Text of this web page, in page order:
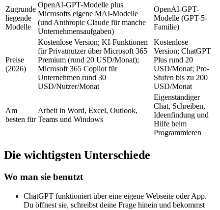
Zugrunde
liegende
Modelle
OpenAI-GPT-Modelle plus
Microsofts eigene MAI-Modelle
(und Anthropic Claude für manche
Unternehmensaufgaben)
OpenAI-GPT-
Modelle (GPT-5-
Familie)
Preise
(2026)
Kostenlose Version; KI-Funktionen
für Privatnutzer über Microsoft 365
Premium (rund 20 USD/Monat);
Microsoft 365 Copilot für
Unternehmen rund 30
USD/Nutzer/Monat
Kostenlose
Version; ChatGPT
Plus rund 20
USD/Monat; Pro-
Stufen bis zu 200
USD/Monat
Am
besten für
Arbeit in Word, Excel, Outlook,
Teams und Windows
Eigenständiger
Chat, Schreiben,
Ideenfindung und
Hilfe beim
Programmieren
Die wichtigsten Unterschiede
Wo man sie benutzt
ChatGPT funktioniert über eine eigene Webseite oder App.
Du öffnest sie, schreibst deine Frage hinein und bekommst